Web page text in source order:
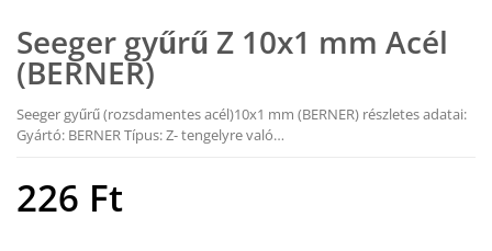
Seeger gyűrű Z 10x1 mm Acél
(BERNER)
Seeger gyűrű (rozsdamentes acél)10x1 mm (BERNER) részletes adatai:
Gyártó: BERNER Típus: Z- tengelyre való…
226 Ft